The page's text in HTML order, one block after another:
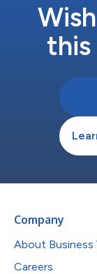
this
Company
About Business
Careers